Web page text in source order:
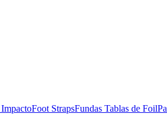
Foot StrapsFundas Tablas de Foil